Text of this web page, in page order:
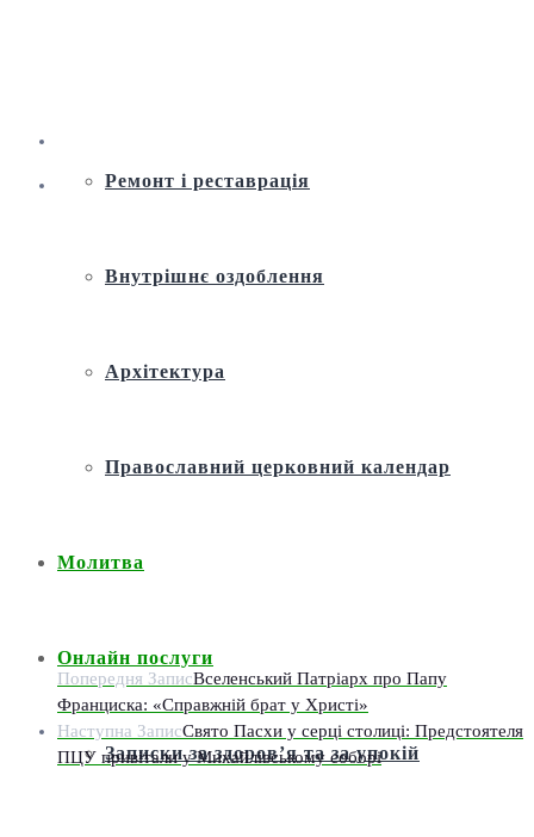
Ремонт і реставрація
Внутрішнє оздоблення
Архітектура
Православний церковний календар
Молитва
Онлайн послуги
Записки за здоров’я та за упокій
Попередня ЗаписВселенський Патріарх про Папу
Франциска: «Справжній брат у Христі»
Наступна ЗаписСвято Пасхи у серці столиці: Предстоятеля
ПЦУ привітали у Михайлівському соборі